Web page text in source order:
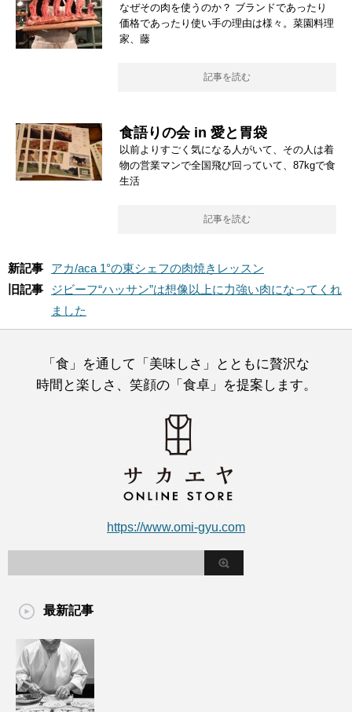
なぜその肉を使うのか？ ブランドであったり
価格であったり使い手の理由は様々。菜園料理
家、藤
記事を読む
食語りの会 in 愛と胃袋
以前よりすごく気になる人がいて、その人は着
物の営業マンで全国飛び回っていて、87kgで食
生活
記事を読む
新記事
アカ/aca 1°の東シェフの肉焼きレッスン
旧記事
ジビーフ“ハッサン”は想像以上に力強い肉になってくれ
ました
「食」を通して「美味しさ」とともに贅沢な
時間と楽しさ、笑顔の「食卓」を提案します。
https://www.omi-gyu.com
最新記事